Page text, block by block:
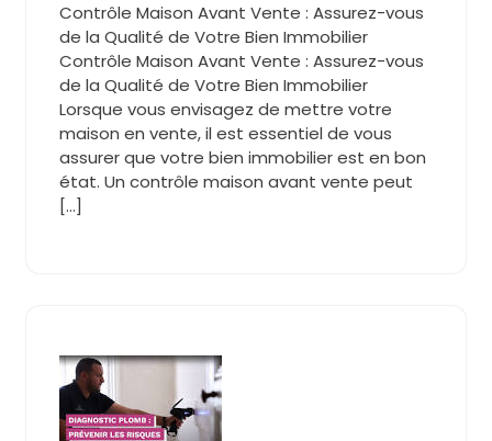
Contrôle Maison Avant Vente : Assurez-vous
de la Qualité de Votre Bien Immobilier
Contrôle Maison Avant Vente : Assurez-vous
de la Qualité de Votre Bien Immobilier
Lorsque vous envisagez de mettre votre
maison en vente, il est essentiel de vous
assurer que votre bien immobilier est en bon
état. Un contrôle maison avant vente peut
[…]